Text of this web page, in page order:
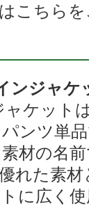
こちら
ンジャケ
ャケット
ンツ単
材の名
れた素
に広く